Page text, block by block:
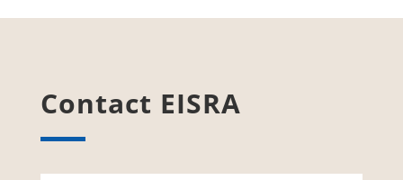
Contact EISRA